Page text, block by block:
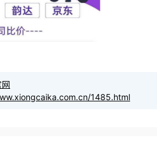
1485.html